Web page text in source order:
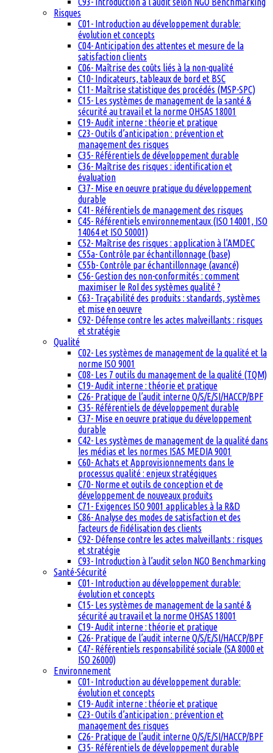
Risques
C01- Introduction au développement durable:
évolution et concepts
C04- Anticipation des attentes et mesure de la
satisfaction clients
C06- Maîtrise des coûts liés à la non-qualité
C10- Indicateurs, tableaux de bord et BSC
C11- Maîtrise statistique des procédés (MSP-SPC)
C15- Les systèmes de management de la santé &
sécurité au travail et la norme OHSAS 18001
C19- Audit interne : théorie et pratique
C23- Outils d’anticipation : prévention et
management des risques
C35- Référentiels de développement durable
C36- Maîtrise des risques : identification et
évaluation
C37- Mise en oeuvre pratique du développement
durable
C41- Référentiels de management des risques
C45- Référentiels environnementaux (ISO 14001, ISO
14064 et ISO 50001)
C52- Maîtrise des risques : application à l’AMDEC
C55a- Contrôle par échantillonnage (base)
C55b- Contrôle par échantillonnage (avancé)
C56- Gestion des non-conformités : comment
maximiser le RoI des systèmes qualité ?
C63- Traçabilité des produits : standards, systèmes
et mise en oeuvre
C92- Défense contre les actes malveillants : risques
et stratégie
Qualité
C02- Les systèmes de management de la qualité et la
norme ISO 9001
C08- Les 7 outils du management de la qualité (TQM)
C19- Audit interne : théorie et pratique
C26- Pratique de l’audit interne Q/S/E/SI/HACCP/BPF
C35- Référentiels de développement durable
C37- Mise en oeuvre pratique du développement
durable
C42- Les systèmes de management de la qualité dans
les médias et les normes ISAS MEDIA 9001
C60- Achats et Approvisionnements dans le
processus qualité : enjeux stratégiques
C70- Norme et outils de conception et de
développement de nouveaux produits
C71- Exigences ISO 9001 applicables à la R&D
C86- Analyse des modes de satisfaction et des
facteurs de fidélisation des clients
C92- Défense contre les actes malveillants : risques
et stratégie
C93- Introduction à l’audit selon NGO Benchmarking
Santé-Sécurité
C01- Introduction au développement durable:
évolution et concepts
C15- Les systèmes de management de la santé &
sécurité au travail et la norme OHSAS 18001
C19- Audit interne : théorie et pratique
C26- Pratique de l’audit interne Q/S/E/SI/HACCP/BPF
C47- Référentiels responsabilité sociale (SA 8000 et
ISO 26000)
Environnement
C01- Introduction au développement durable:
évolution et concepts
C19- Audit interne : théorie et pratique
C23- Outils d’anticipation : prévention et
management des risques
C26- Pratique de l’audit interne Q/S/E/SI/HACCP/BPF
C35- Référentiels de développement durable